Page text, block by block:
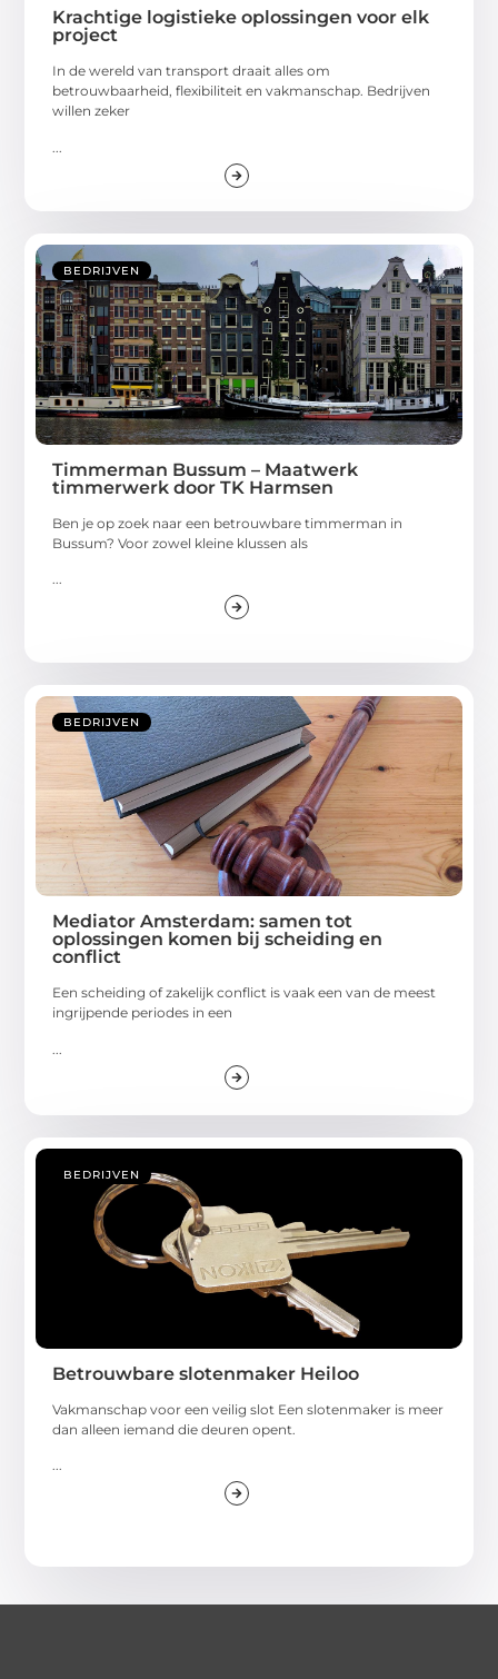
Krachtige logistieke oplossingen voor elk
project
In de wereld van transport draait alles om
betrouwbaarheid, flexibiliteit en vakmanschap. Bedrijven
willen zeker
BEDRIJVEN
Timmerman Bussum – Maatwerk
timmerwerk door TK Harmsen
Ben je op zoek naar een betrouwbare timmerman in
Bussum? Voor zowel kleine klussen als
...
BEDRIJVEN
Mediator Amsterdam: samen tot
oplossingen komen bij scheiding en
conflict
Een scheiding of zakelijk conflict is vaak een van de meest
ingrijpende periodes in een
BEDRIJVEN
Betrouwbare slotenmaker Heiloo
Vakmanschap voor een veilig slot Een slotenmaker is meer
dan alleen iemand die deuren opent.